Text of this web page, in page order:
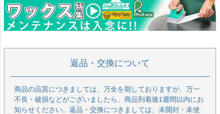
返品・交換について
商品の品質につきましては、万全を期しておりますが、万一
不良・破損などがございましたら、商品到着後1週間以内にお
知らせください。返品・交換につきましては、未開封・未使